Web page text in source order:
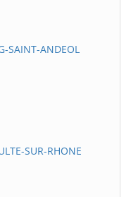
SAINT-ANDEOL
SUR-RHONE